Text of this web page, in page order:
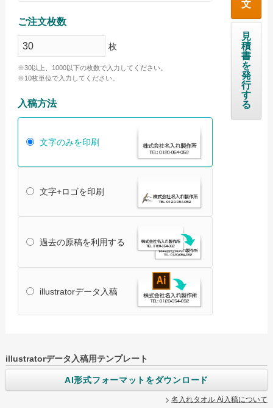
サンプル請求フォーム
見積請求フォーム
ご利用ガイド
初めてのお客様
オリジナルタオル Ai入稿について
名入れタオル Ai入稿について
オリジナルタオルについて
名入れタオルについて
返品・交換・キャンセルについて
よくあるご質問
ご注文枚数
枚
※30以上、1000以下の枚数で入力してください。
※10枚単位で入力してください。
入稿方法
文字のみを印刷
文字+ロゴを印刷
過去の原稿を利用する
illustratorデータ入稿
文
見
積
書
を
発
行
す
る
illustratorデータ入稿用テンプレート
AI形式フォーマットをダウンロード
名入れタオル Ai入稿について